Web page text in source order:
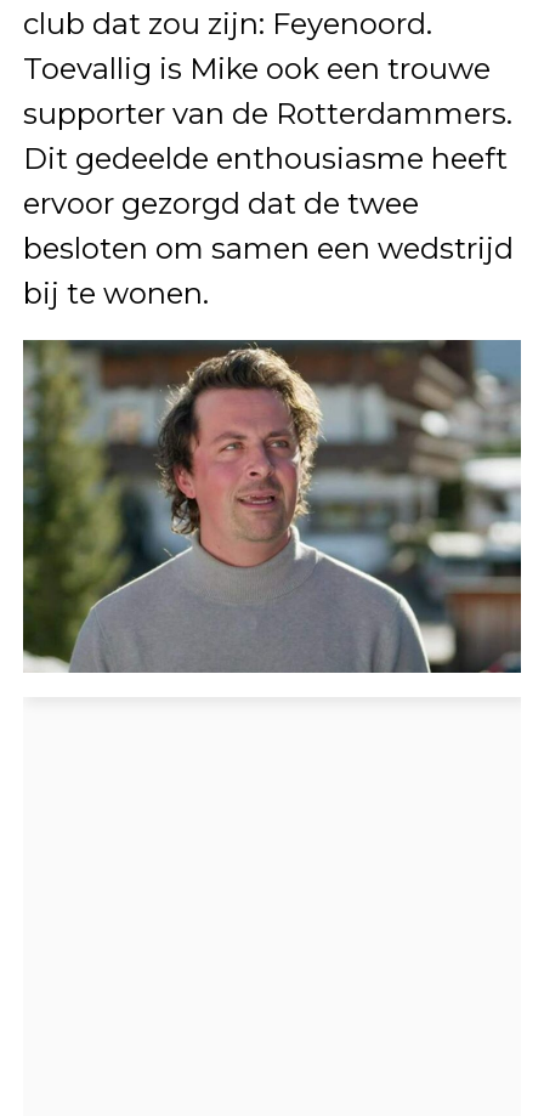
club dat zou zijn: Feyenoord.
Toevallig is Mike ook een trouwe
supporter van de Rotterdammers.
Dit gedeelde enthousiasme heeft
ervoor gezorgd dat de twee
besloten om samen een wedstrijd
bij te wonen.